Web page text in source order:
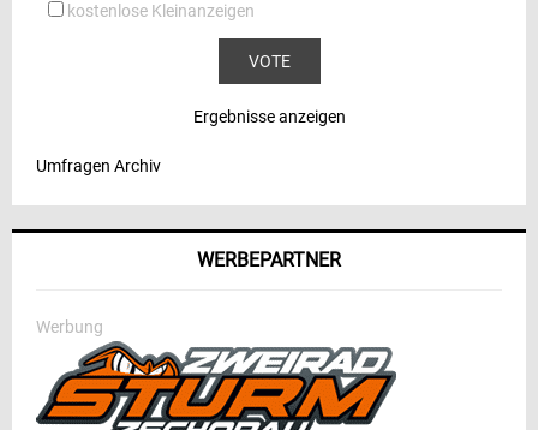
kostenlose Kleinanzeigen
Ergebnisse anzeigen
Umfragen Archiv
WERBEPARTNER
Werbung